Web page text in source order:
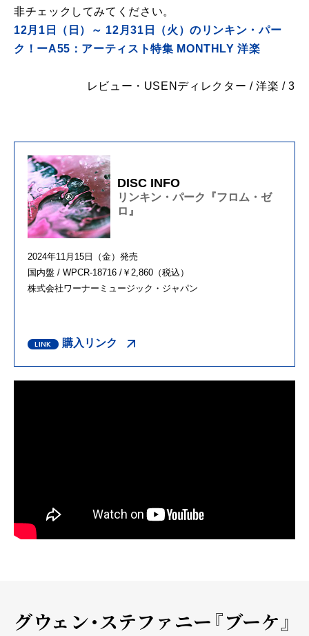
非チェックしてみてください。
12月1日（日）～ 12月31日（火）のリンキン・パー
ク！ーA55：アーティスト特集 MONTHLY 洋楽
レビュー・USENディレクター / 洋楽 / 3
DISC INFO
リンキン・パーク『フロム・ゼ
ロ』
2024年11月15日（金）発売
国内盤 / WPCR-18716 /￥2,860（税込）
株式会社ワーナーミュージック・ジャパン
購入リンク
グウェン・ステファニー『ブーケ』